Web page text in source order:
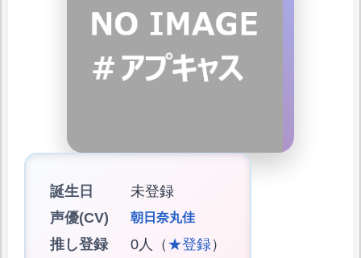
誕生日
未登録
声優(CV)
朝日奈丸佳
推し登録 0人（ ★登録）